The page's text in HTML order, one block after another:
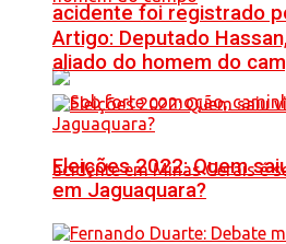
acidente foi registrado
Artigo: Deputado
aliado do homem do
Eleições 2022: Quem
em Jaguaquara?